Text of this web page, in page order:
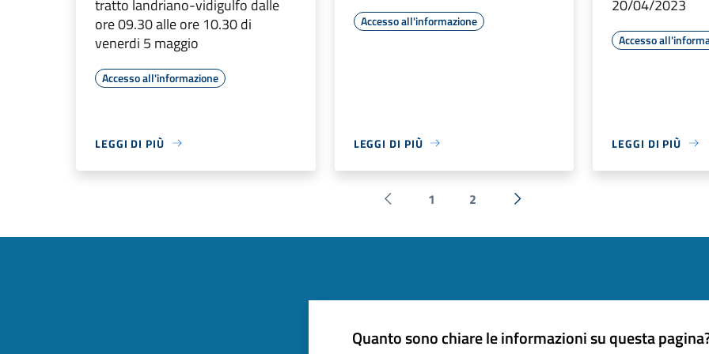
tratto landriano-vidigulfo dalle
ore 09.30 alle ore 10.30 di
venerdi 5 maggio
Accesso all'informazione
LEGGI DI PIÙ
Accesso all'informazione
LEGGI DI PIÙ
20/04/2023
Accesso
LEGGI DI PIÙ
Pagina precedente
1 2
Successiva »
Quanto sono chiare le informazioni su questa